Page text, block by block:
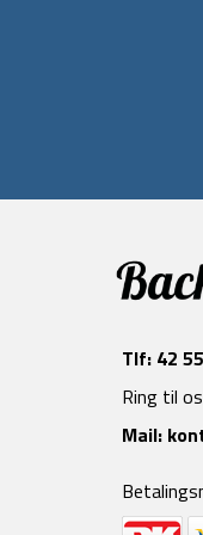
Tlf: 42
Ring til
Mail: